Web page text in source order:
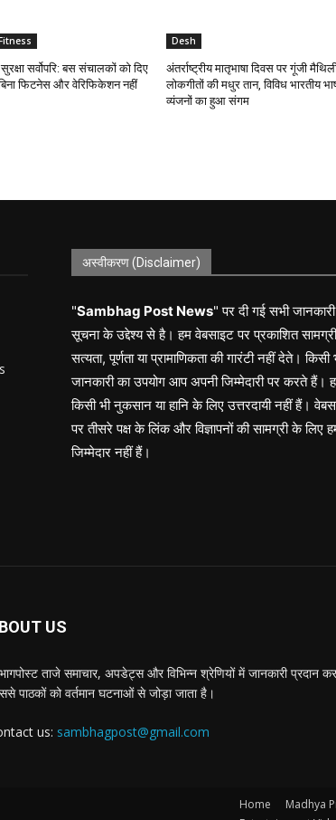
सर्वोपरि: बस संचालकों को दिए
फिटनेस और वेरिफिकेशन नहीं
Desh
अंतर्राष्ट्रीय मातृभाषा दिवस पर गूंजी
लोकगीतों की मधुर तान, विविध भारतीय
व्यंजनों का हुआ संगम
अस्वीकरण (Disclaimer)
"Sambhag Post News" पर दी गई सभी
सूचना के उद्देश्य से है। हम वेबसाइट पर प्रकाशित
सत्यता, पूर्णता या प्रामाणिकता की गारंटी नहीं देते। किसी
जानकारी का उपयोग आप अपनी जिम्मेदारी पर करते हैं।
किसी भी नुकसान या हानि के लिए उत्तरदायी नहीं हैं।
पर तीसरे पक्ष के लिंक और विज्ञापनों की सामग्री के लिए
जिम्मेदार नहीं हैं।
US
ताजे समाचार, अपडेट्स और विभिन्न श्रेणियों में जानकारी प्रदान
पाठकों को वर्तमान घटनाओं से जोड़ा जाता है।
us: sambhagpost@gmail.com
Home Madhya